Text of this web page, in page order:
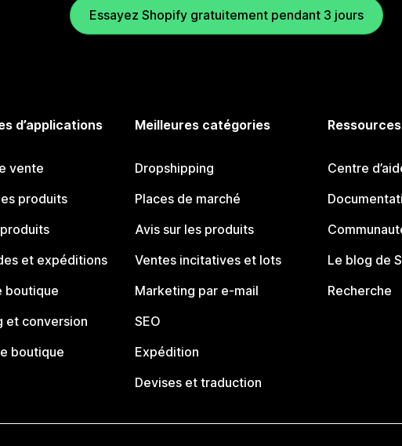
Essayez Shopify gratuitement pendant 3 jours
d’applications
vente
produits
et expéditions
boutique
et conversion
boutique
Meilleures catégories
Dropshipping
Places de marché
Avis sur les produits
Ventes incitatives et lots
Marketing par e-mail
SEO
Expédition
Devises et traduction
Ressources
Centre
Le blog de
Recherche